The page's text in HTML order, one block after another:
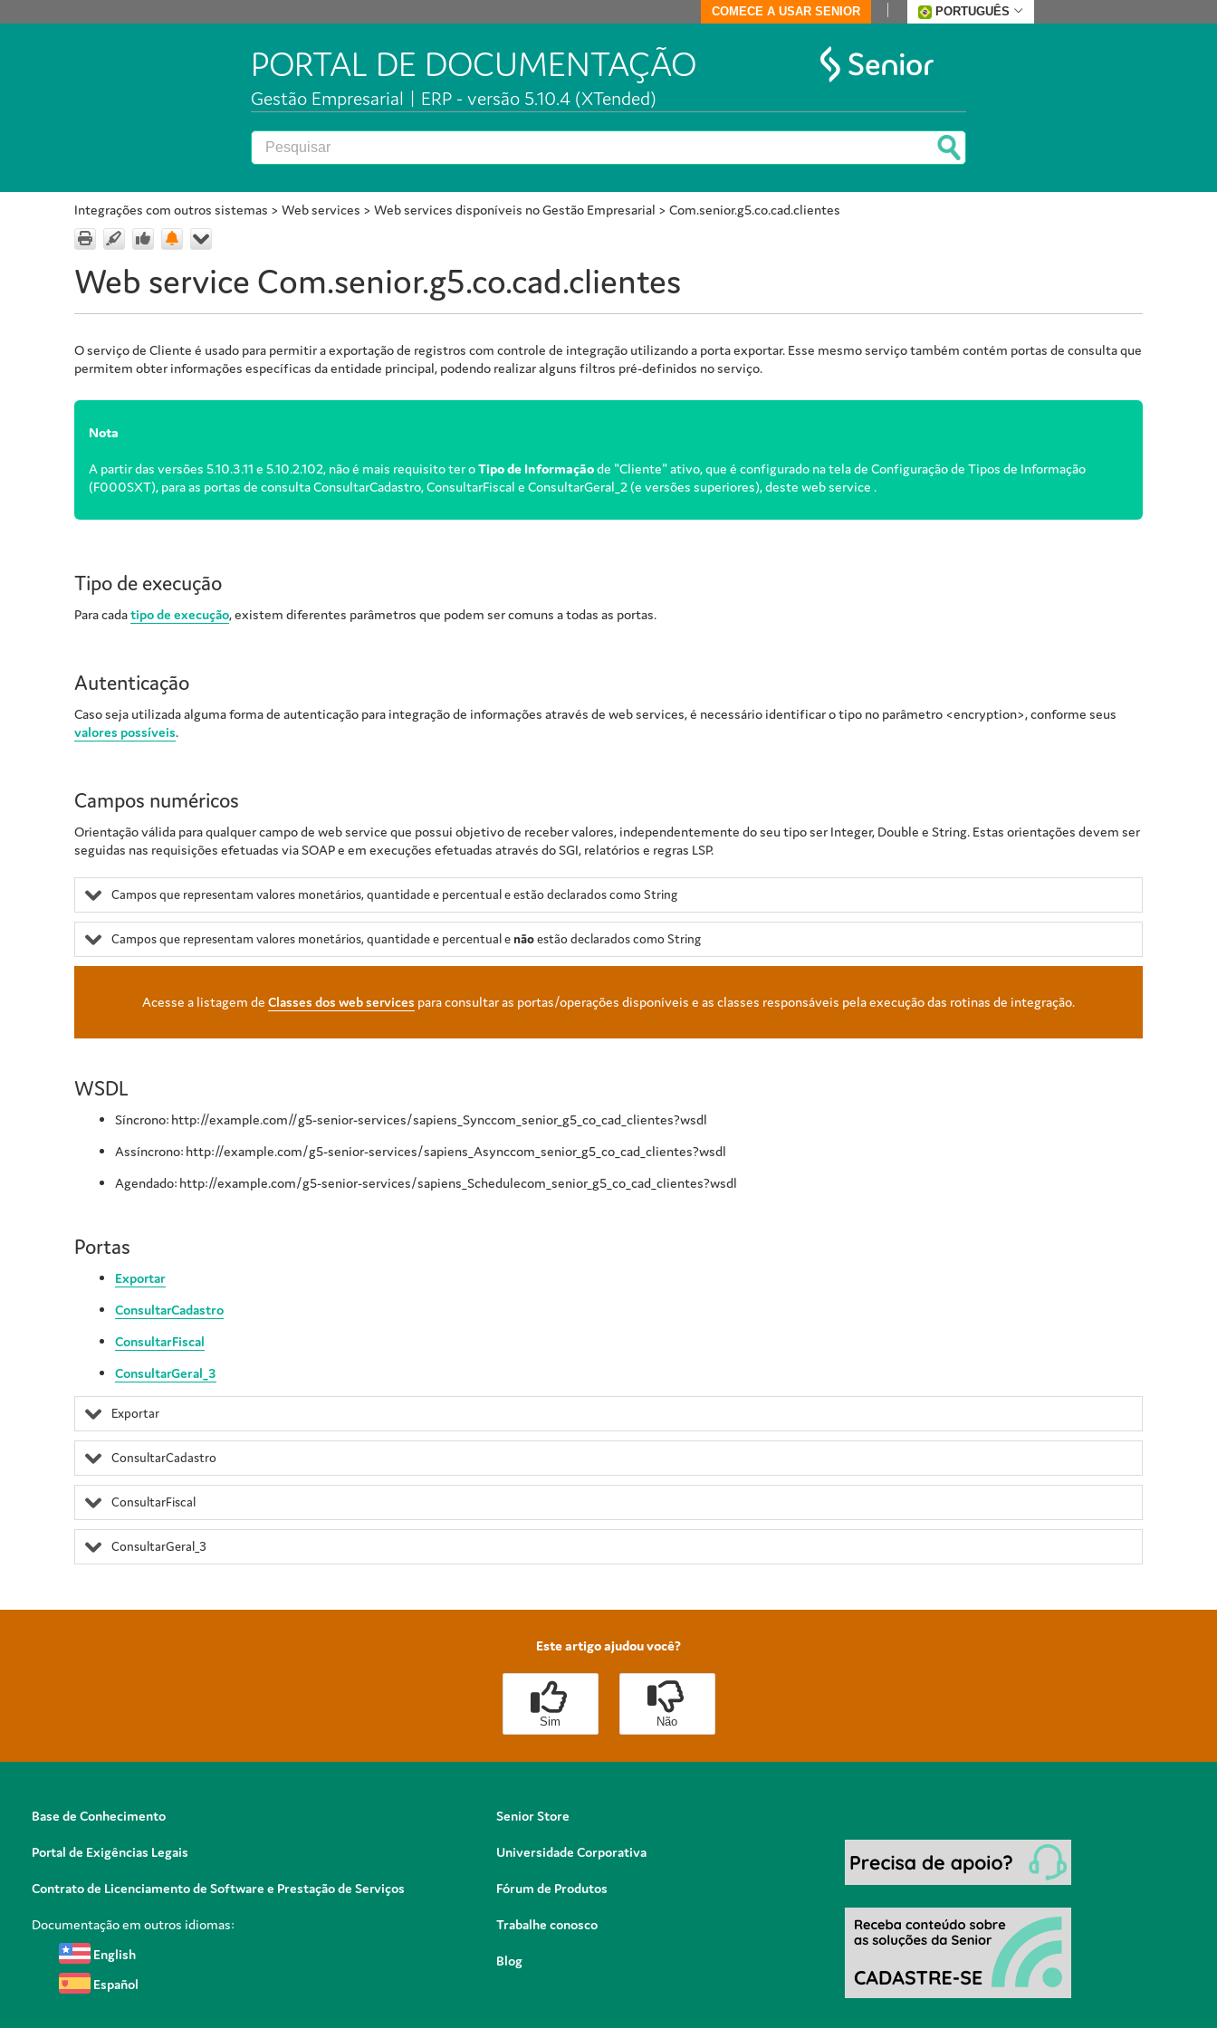
COMECE A USAR SENIOR PORTUGUÊS
PORTAL DE DOCUMENTAÇÃO
Gestão Empresarial | ERP - versão 5.10.4 (XTended)
Integrações com outros sistemas > Web services > Web services disponíveis no Gestão Empresarial > Com.senior.g5.co.cad.clientes
Web service Com.senior.g5.co.cad.clientes
O serviço de Cliente é usado para permitir a exportação de registros com controle de integração utilizando a porta exportar. Esse mesmo serviço também contém portas de consulta que
permitem obter informações específicas da entidade principal, podendo realizar alguns filtros pré-definidos no serviço.
Nota
A partir das versões 5.10.3.11 e 5.10.2.102, não é mais requisito ter oTipo de Informaçãode "Cliente" ativo, que é configurado na tela de Configuração de Tipos de Informação
(F000SXT), para as portas de consulta ConsultarCadastro, ConsultarFiscal e ConsultarGeral_2 (e versões superiores), deste web service .
Tipo de execução
Para cadatipo de execução, existem diferentes parâmetros que podem ser comuns a todas as portas.
Autenticação
Caso seja utilizada alguma forma de autenticação para integração de informações através de web services, é necessário identificar o tipo no parâmetro <encryption>, conforme seus
valores possíveis.
Campos numéricos
Orientação válida para qualquer campo de web service que possui objetivo de receber valores, independentemente do seu tipo ser Integer, Double e String. Estas orientações devem ser
seguidas nas requisições efetuadas via SOAP e em execuções efetuadas através do SGI, relatórios e regras LSP.
Campos que representam valores monetários, quantidade e percentual e estão declarados como String
Campos que representam valores monetários, quantidade e percentual e nãoestão declarados como String
Acesse a listagem de Classes dos web services para consultar as portas/operações disponíveis e as classes responsáveis pela execução das rotinas de integração.
WSDL
Síncrono: http://example.com//g5-senior-services/sapiens_Synccom_senior_g5_co_cad_clientes?wsdl
Assíncrono: http://example.com/g5-senior-services/sapiens_Asynccom_senior_g5_co_cad_clientes?wsdl
Agendado: http://example.com/g5-senior-services/sapiens_Schedulecom_senior_g5_co_cad_clientes?wsdl
Portas
Exportar
ConsultarCadastro
ConsultarFiscal
ConsultarGeral_3
Exportar
ConsultarCadastro
ConsultarFiscal
ConsultarGeral_3
Este artigo ajudou você?
Sim Não
Base de Conhecimento
Portal de Exigências Legais
Contrato de Licenciamento de Software e Prestação de Serviços
Documentação em outros idiomas:
English
Español
Senior Store
Universidade Corporativa
Fórum de Produtos
Trabalhe conosco
Blog